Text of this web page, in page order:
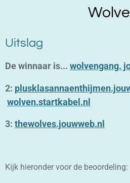
de
Uitslag
De winnaar is... wolvengang.
2:
wolven.startkabel.nl
3: thewolves.jouwweb.nl
Kijk hieronder voor de beoordeling: